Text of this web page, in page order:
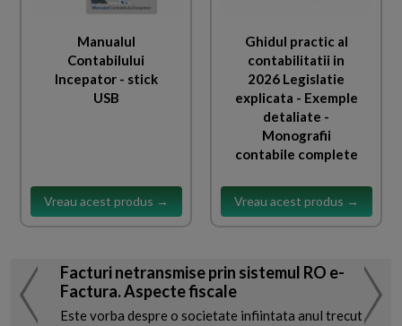
Manualul
Contabilului
Incepator - stick
USB
Vreau acest produs →
Ghidul practic al
contabilitatii in
2026 Legislatie
explicata - Exemple
detaliate -
Monografii
contabile complete
Vreau acest produs →
Facturi netransmise prin sistemul RO e-
Factura. Aspecte fiscale
Este vorba despre o societate infiintata anul trecut